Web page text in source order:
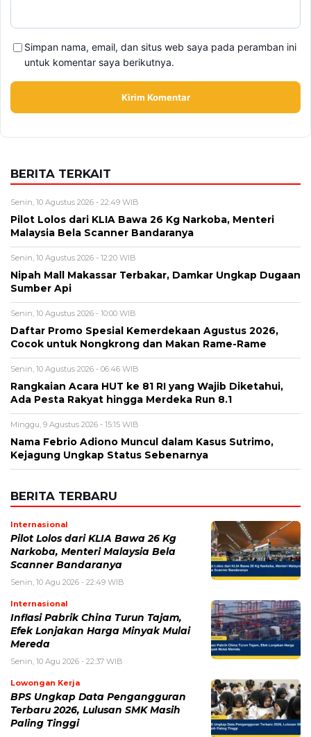
Alamat email tidak akan dipublikasikan. Kolom wajib ditandai *.
Komentar*
Nama*
Simpan nama, email, dan situs web saya pada peramban ini
untuk komentar saya berikutnya.
Senin, 10 Agustus 2026 - 22:49 WIB
Pilot Lolos dari KLIA Bawa 26 Kg Narkoba, Menteri
Malaysia Bela Scanner Bandaranya